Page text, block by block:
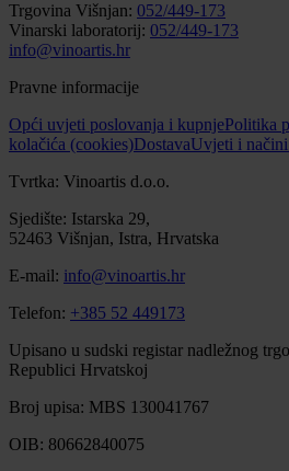
Trgovina Višnjan: 052/449-173
Vinarski laboratorij: 052/449-173
info@vinoartis.hr
Pravne informacije
Opći uvjeti poslovanja i kupnjePolitika
kolačića (cookies)DostavaUvjeti i načini
Tvrtka: Vinoartis d.o.o.
Sjedište: Istarska 29,
52463 Višnjan, Istra, Hrvatska
E-mail: info@vinoartis.hr
Telefon: +385 52 449173
Upisano u sudski registar nadležnog
Republici Hrvatskoj
Broj upisa: MBS 130041767
OIB: 80662840075